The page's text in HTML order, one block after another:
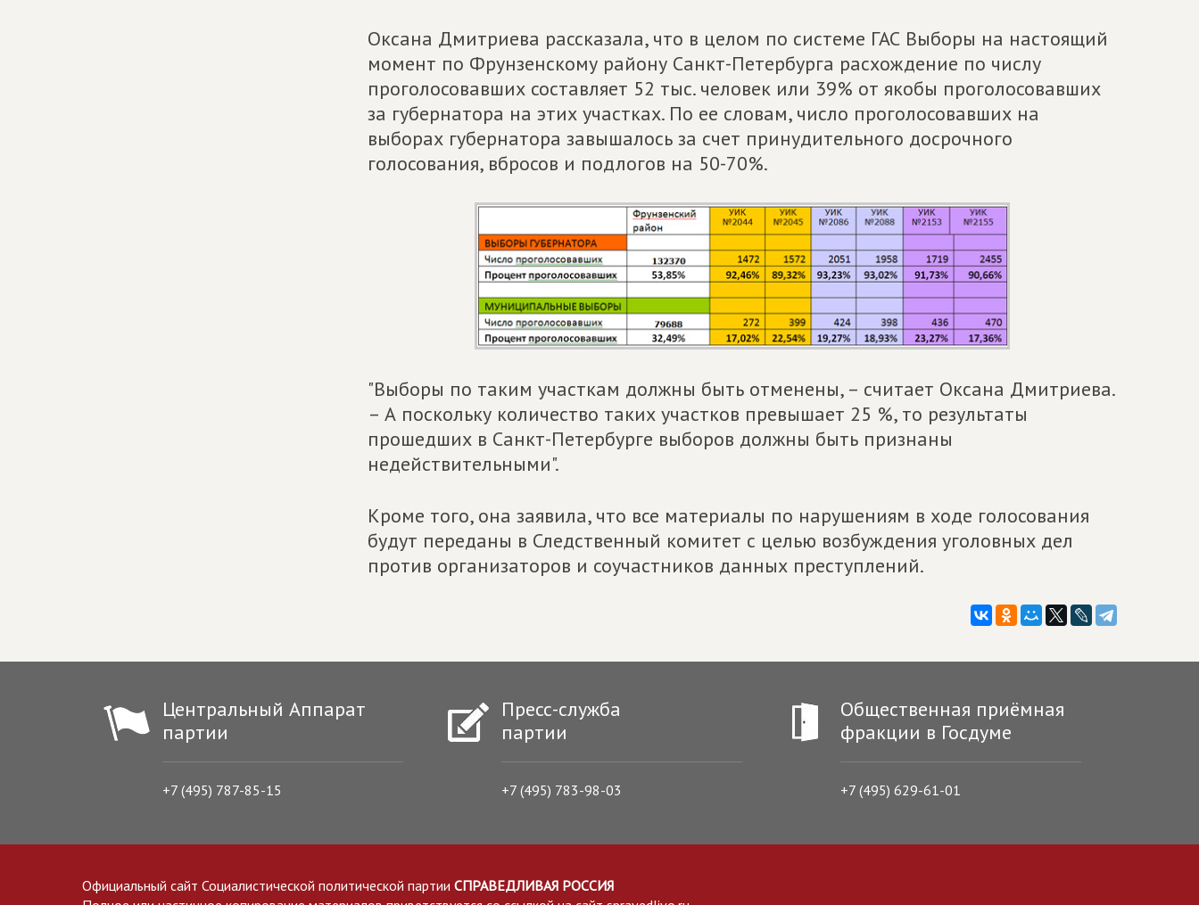
Оксана Дмитриева рассказала, что в целом по системе ГАС Выборы на настоящий
момент по Фрунзенскому району Санкт-Петербурга расхождение по числу
проголосовавших составляет 52 тыс. человек или 39% от якобы проголосовавших
за губернатора на этих участках. По ее словам, число проголосовавших на
выборах губернатора завышалось за счет принудительного досрочного
голосования, вбросов и подлогов на 50-70%.
"Выборы по таким участкам должны быть отменены, – считает Оксана Дмитриева.
– А поскольку количество таких участков превышает 25 %, то результаты
прошедших в Санкт-Петербурге выборов должны быть признаны
недействительными".
Кроме того, она заявила, что все материалы по нарушениям в ходе голосования
будут переданы в Следственный комитет с целью возбуждения уголовных дел
против организаторов и соучастников данных преступлений.
Центральный Аппарат
партии
+7 (495) 787-85-15
Пресс-служба
партии
+7 (495) 783-98-03
Общественная приёмная
фракции в Госдуме
+7 (495) 629-61-01
Официальный сайт Социалистической политической партии СПРАВЕДЛИВАЯ РОССИЯ